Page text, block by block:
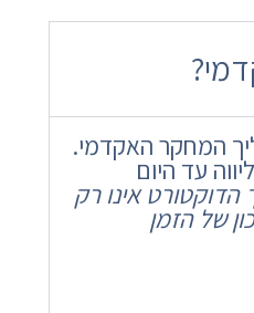
המחקר האקדמי.
עד היום
הדוקטורט אינו רק
של הזמן